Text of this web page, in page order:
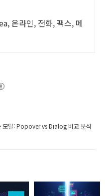
온라인, 전화, 팩스, 메
모달: Popover vs Dialog 비교 분석